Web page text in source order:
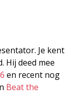
Je kent
Hij deed mee
en recent nog
Beat the